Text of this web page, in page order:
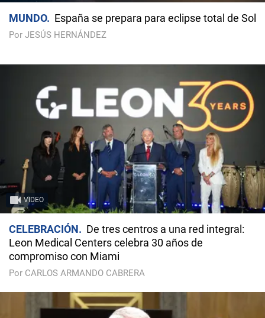
MUNDO España se prepara para eclipse total de Sol
Por JESÚS HERNÁNDEZ
VIDEO
CELEBRACIÓN
De tres centros a una red integral:
Leon Medical Centers celebra 30 años de
compromiso con Miami
Por CARLOS ARMANDO CABRERA